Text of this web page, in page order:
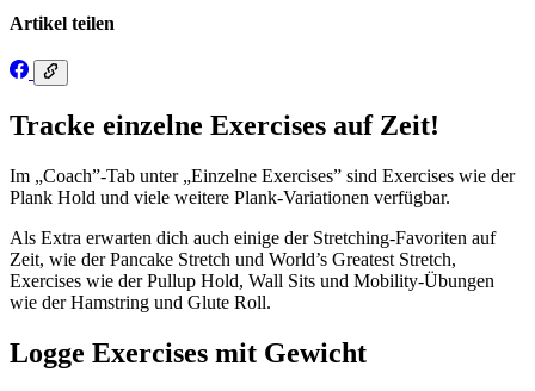
Artikel teilen
Tracke einzelne Exercises auf Zeit!
Im „Coach”-Tab unter „Einzelne Exercises” sind Exercises wie der
Plank Hold und viele weitere Plank-Variationen verfügbar.
Als Extra erwarten dich auch einige der Stretching-Favoriten auf
Zeit, wie der Pancake Stretch und World’s Greatest Stretch,
Exercises wie der Pullup Hold, Wall Sits und Mobility-Übungen
wie der Hamstring und Glute Roll.
Logge Exercises mit Gewicht